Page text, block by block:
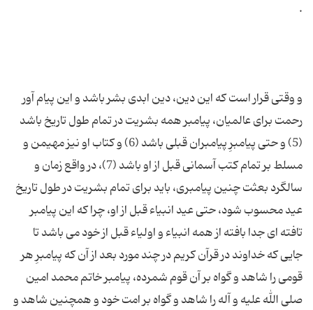
و وقتی قرار است كه این دین، دین ابدی بشر باشد و این پیام آور
رحمت برای عالمیان، پیامبر همه بشریت در تمام طول تاریخ باشد
(5) و حتی پیامبرِ پیامبران قبلی باشد (6) و كتاب او نیز مهیمن و
مسلط بر تمام كتب آسمانی قبل از او باشد (7)، در واقع زمان و
سالگرد بعثت چنین پیامبری، باید برای تمام بشریت در طول تاریخ
عید محسوب شود، حتی عید انبیاء قبل از او، چرا كه این پیامبر
تافته ای جدا بافته از همه انبیاء و اولیاء قبل از خود می باشد تا
جایی كه خداوند در قرآن كریم در چند مورد بعد از آن كه پیامبرِ هر
قومی را شاهد و گواه بر آن قوم شمرده، پیامبر خاتم محمد امین
صلی الله علیه و آله را شاهد و گواه بر امت خود و همچنین شاهد و